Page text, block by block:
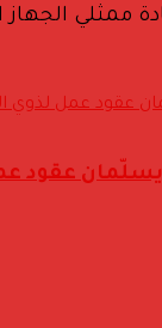
ممثلي
عقود